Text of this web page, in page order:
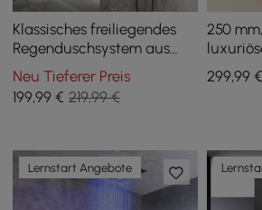
Klassisches freiliegendes
Regenduschsystem aus
antikem Messing mit
Handbrause Einzelhebel
Neu Tieferer Preis
199,99 € 219,99 €
250
299,99€
Lernstart Angebote